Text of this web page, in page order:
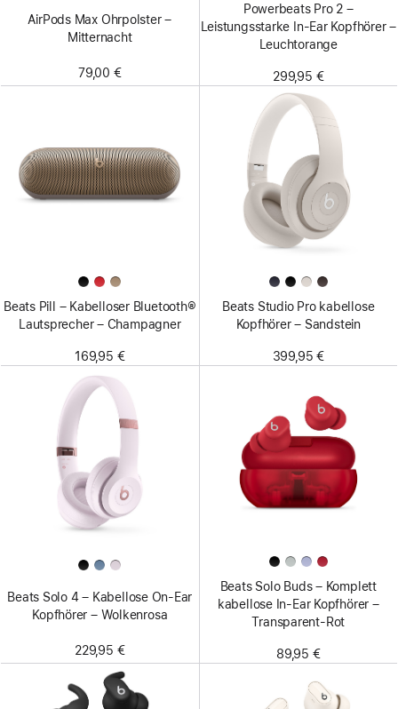
AirPods Max Ohrpolster –
Mitternacht
79,00 €
Powerbeats Pro 2 –
Leistungsstarke In-Ear Kopfhörer –
Leuchtorange
299,95 €
Beats Pill – Kabelloser Bluetooth®
Lautsprecher – Champagner
169,95 €
Beats Studio Pro kabellose
Kopfhörer – Sandstein
399,95 €
Beats Solo 4 – Kabellose On‑Ear
Kopfhörer – Wolkenrosa
229,95 €
Beats Solo Buds – Komplett
kabellose In-Ear Kopfhörer –
Transparent-Rot
89,95 €